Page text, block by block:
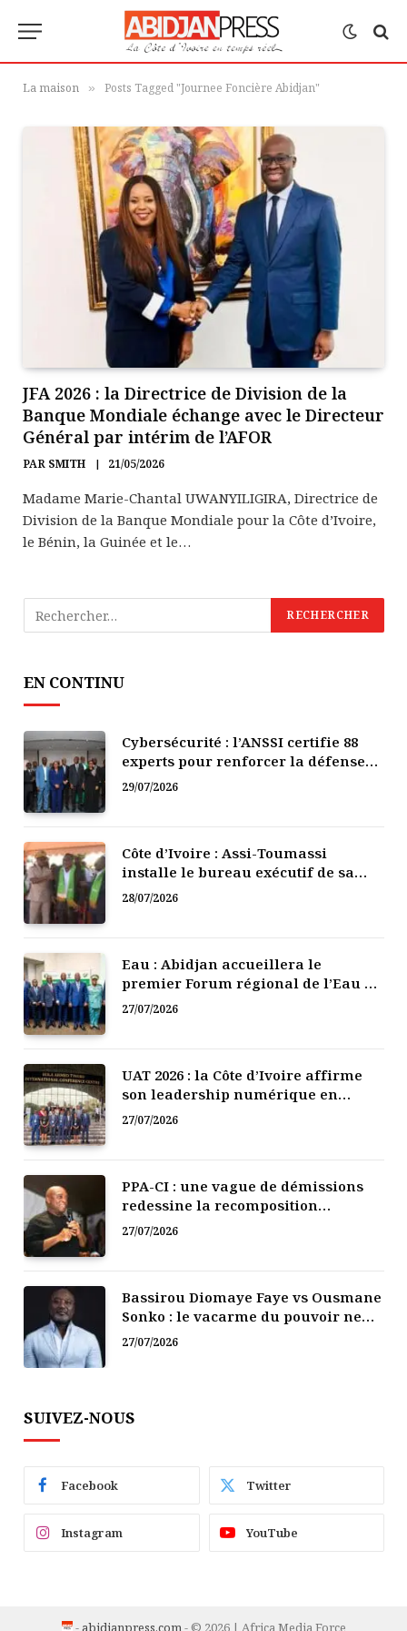
La maison » Posts Tagged "Journee Foncière Abidjan"
JFA 2026 : la Directrice de Division de la
Banque Mondiale échange avec le Directeur
Général par intérim de l’AFOR
PAR SMITH 21/05/2026
Madame Marie-Chantal UWANYILIGIRA, Directrice de
Division de la Banque Mondiale pour la Côte d’Ivoire,
le Bénin, la Guinée et le…
EN CONTINU
Cybersécurité : l’ANSSI certifie 88
experts pour renforcer la défense
numérique de la Côte d’Ivoire
29/07/2026
Côte d’Ivoire : Assi-Toumassi
installe le bureau exécutif de sa
mutuelle de développement
28/07/2026
Eau : Abidjan accueillera le
premier Forum régional de l’Eau de
l’Afrique de l’Ouest
27/07/2026
UAT 2026 : la Côte d’Ivoire affirme
son leadership numérique en
Afrique
27/07/2026
PPA-CI : une vague de démissions
redessine la recomposition
politique
27/07/2026
Bassirou Diomaye Faye vs Ousmane
Sonko : le vacarme du pouvoir ne
doit pas faire oublier les liens de la
27/07/2026
SUIVEZ-NOUS
Facebook Twitter
Instagram YouTube
- abidjanpress.com - © 2026 | Africa Media Force